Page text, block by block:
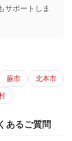
サポートしま
蕨市
北本市
あるご質問